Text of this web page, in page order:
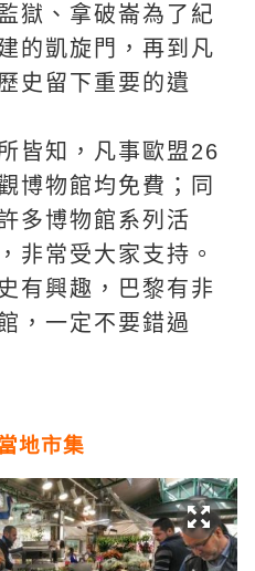
獄、拿破崙為了紀
的凱旋門，再到凡
史留下重要的遺
皆知，凡事歐盟26
博物館均免費；同
多博物館系列活
非常受大家支持。
有興趣，巴黎有非
，一定不要錯過
地市集